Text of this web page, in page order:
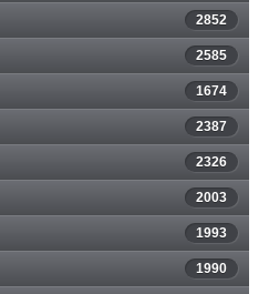
2852
2585
1674
2387
2326
2003
1993
1990